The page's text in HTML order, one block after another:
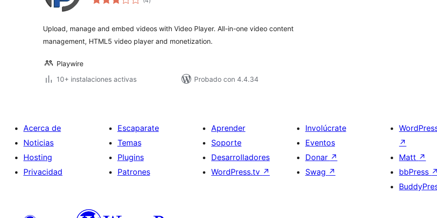
de
Upload, manage and embed videos with Video Player. All-in-one video content
management, HTML5 video player and monetization.
Playwire
10+ instalaciones activas
Probado con 4.4.34
Acerca de
Noticias
Hosting
Privacidad
Escaparate
Temas
Plugins
Patrones
Aprender
Soporte
Desarrolladores
WordPress.tv ↗
Involúcrate
Eventos
Donar ↗
Swag ↗
↗
Matt ↗
bbPress ↗